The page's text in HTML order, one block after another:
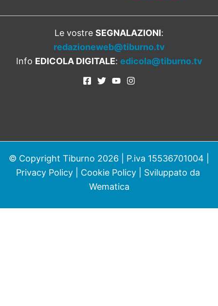
Le vostre SEGNALAZIONI:
redazioneweb@tiburno.tv
Info EDICOLA DIGITALE: edicola@tiburno.tv
© Copyright Tiburno 2026 | P.iva 15536701004 |
Privacy Policy| Cookie Policy| Sviluppato da
Wematica